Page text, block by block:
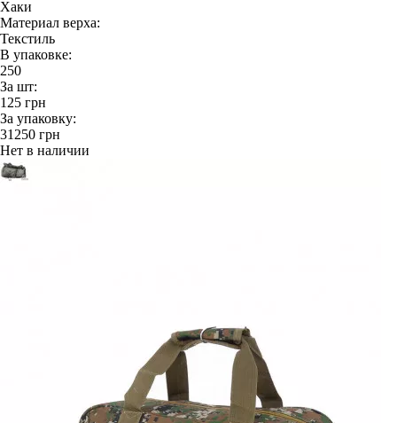
Хаки
Материал верха:
Текстиль
В упаковке:
250
За шт:
125 грн
За упаковку:
31250 грн
Нет в наличии